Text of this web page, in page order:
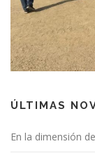
ÚLTIMAS
En la dimensión